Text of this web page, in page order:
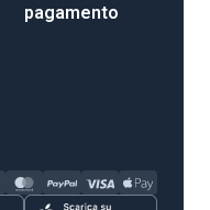
pagamento